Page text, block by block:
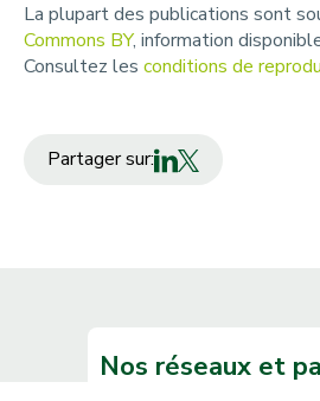
La plupart des publications sont
Commons BY, information
Consultez les conditions de
Partager sur:
Nos réseaux et